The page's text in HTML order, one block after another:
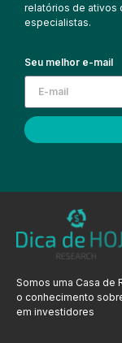
relatórios de ativos
especialistas.
Seu melhor e-mail
Somos uma Casa de
o conhecimento
em investidores